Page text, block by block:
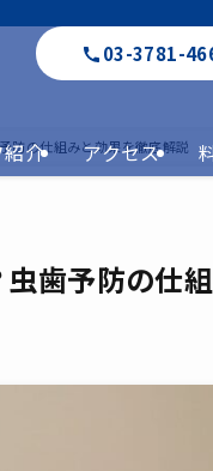
介 アクセス
03-3781-
防の仕組みと効果を徹底解説
歯予防の仕